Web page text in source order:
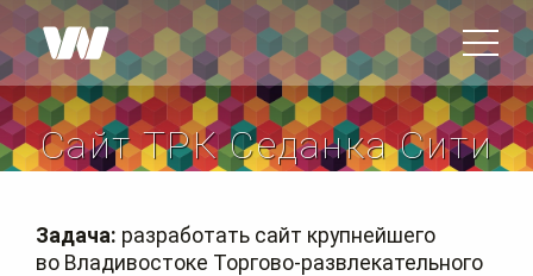
Сайт ТРК Седанка Сити
Задача: разработать сайт крупнейшего
во Владивостоке Торгово-развлекательного